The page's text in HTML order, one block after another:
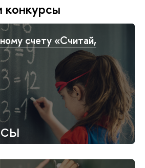
счету «Считай,